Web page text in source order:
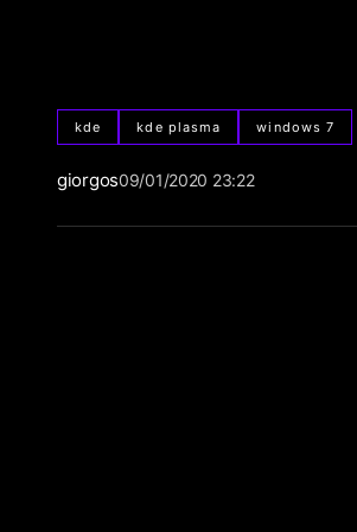
kde kde plasma windows 7
giorgos09/01/2020 23:22